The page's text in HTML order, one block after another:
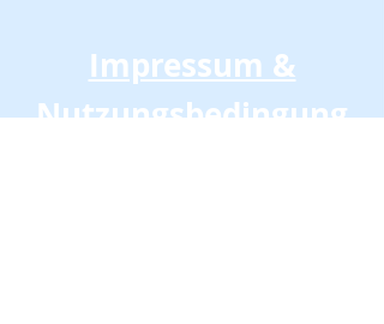
Impressum &
Nutzungsbedingung